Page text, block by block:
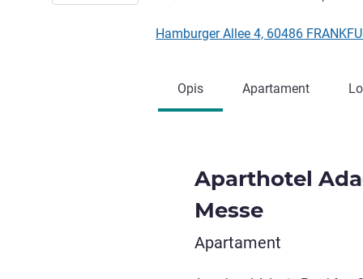
Hamburger Allee 4, 60486
Opis Apartament
Aparthotel
Messe
Apartament